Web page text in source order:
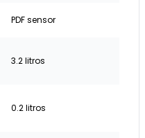
PDF sensor
3.2 litros
0.2 litros